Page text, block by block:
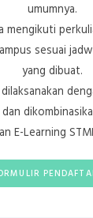
umumnya.
mengikuti
sesuai
yang dibuat.
E-Learning